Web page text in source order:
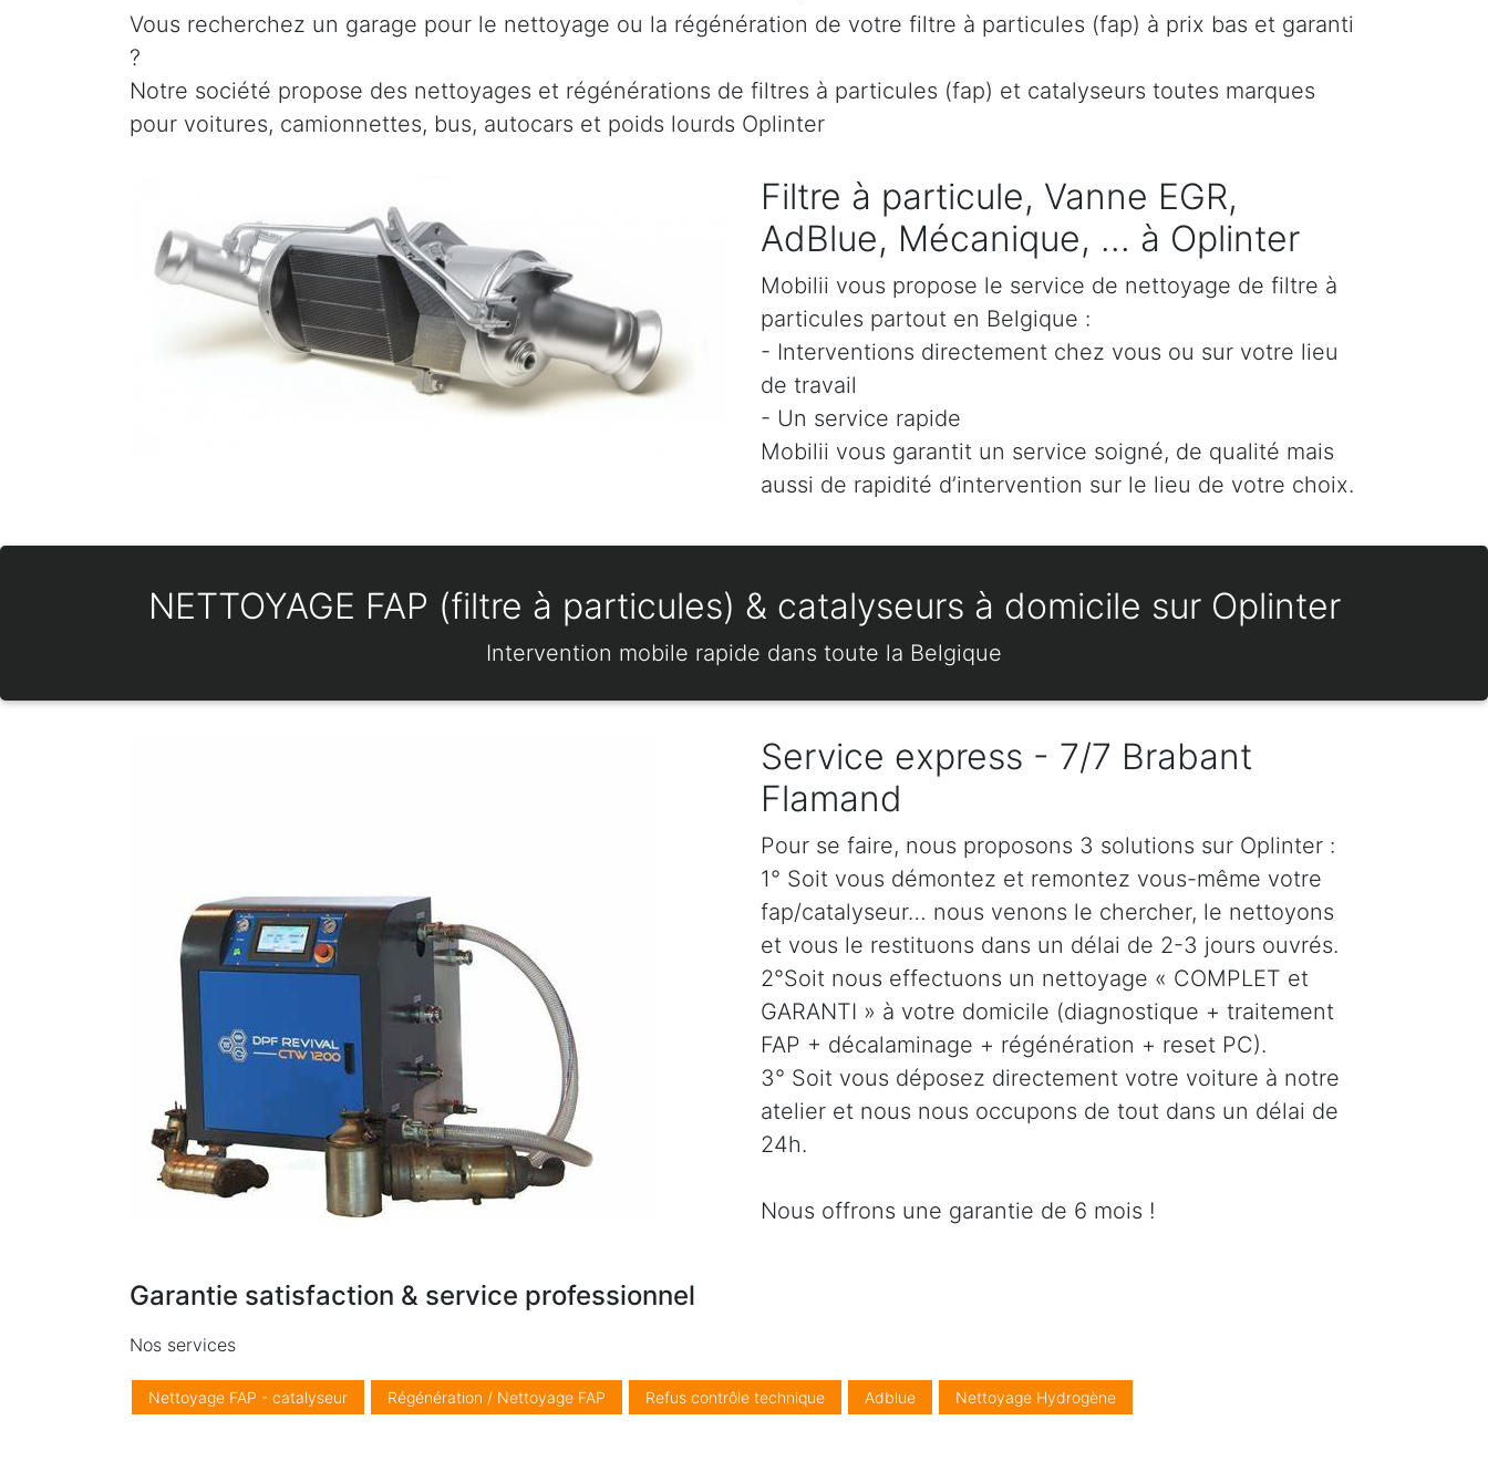
Vous recherchez un garage pour le nettoyage ou la régénération de votre filtre à particules (fap) à prix bas et garanti
?
Notre société propose des nettoyages et régénérations de filtres à particules (fap) et catalyseurs toutes marques
pour voitures, camionnettes, bus, autocars et poids lourds Oplinter
Filtre à particule, Vanne EGR,
AdBlue, Mécanique, ... à Oplinter
Mobilii vous propose le service de nettoyage de filtre à
particules partout en Belgique :
- Interventions directement chez vous ou sur votre lieu
de travail
- Un service rapide
Mobilii vous garantit un service soigné, de qualité mais
aussi de rapidité d’intervention sur le lieu de votre choix.
NETTOYAGE FAP (filtre à particules) & catalyseurs à domicile sur Oplinter
Intervention mobile rapide dans toute la Belgique
Service express - 7/7 Brabant
Flamand
Pour se faire, nous proposons 3 solutions sur Oplinter :
1° Soit vous démontez et remontez vous-même votre
fap/catalyseur… nous venons le chercher, le nettoyons
et vous le restituons dans un délai de 2-3 jours ouvrés.
2°Soit nous effectuons un nettoyage « COMPLET et
GARANTI » à votre domicile (diagnostique + traitement
FAP + décalaminage + régénération + reset PC).
3° Soit vous déposez directement votre voiture à notre
atelier et nous nous occupons de tout dans un délai de
24h.
Nous offrons une garantie de 6 mois !
Garantie satisfaction & service professionnel
Nos services
Nettoyage FAP - catalyseur Régénération / Nettoyage FAP Refus contrôle technique Adblue Nettoyage Hydrogène